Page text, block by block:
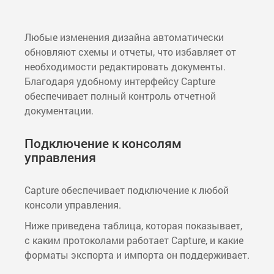
Любые изменения дизайна автоматически
обновляют схемы и отчеты, что избавляет от
необходимости редактировать документы.
Благодаря удобному интерфейсу Capture
обеспечивает полный контроль отчетной
документации.
Подключение к консолям
управления
Capture обеспечивает подключение к любой
консоли управления.
Ниже приведена таблица, которая показывает,
с каким протоколами работает Capture, и какие
форматы экспорта и импорта он поддерживает.